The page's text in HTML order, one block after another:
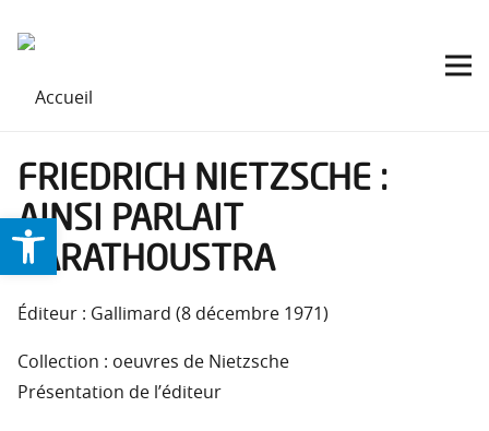
FRIEDRICH NIETZSCHE :
AINSI PARLAIT
ZARATHOUSTRA
Éditeur : Gallimard (8 décembre 1971)
Collection : oeuvres de Nietzsche
Présentation de l’éditeur
Ouvrir la barre d’outils